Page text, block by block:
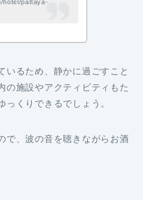
hotel/pattaya-
いるため、静かに過ごすこと
の施設やアクティビティもた
っくりできるでしょう。
で、波の音を聴きながらお酒